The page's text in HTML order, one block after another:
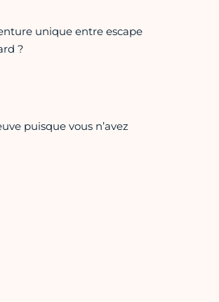
unique entre escape
?
puisque vous n’avez